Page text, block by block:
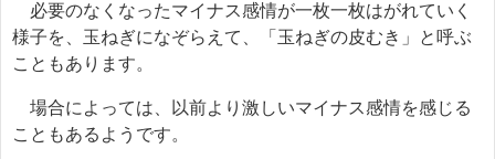
必要のなくなったマイナス感情が一枚一枚はがれていく
様子を、玉ねぎになぞらえて、「玉ねぎの皮むき」と呼ぶ
こともあります。
場合によっては、以前より激しいマイナス感情を感じる
こともあるようです。